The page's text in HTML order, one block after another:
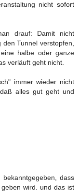
nicht sofort
drauf: Damit nicht
den Tunnel verstopfen,
halbe oder ganze
verläuft geht nicht.
immer wieder nicht
alles gut geht und
dass
wird. und das ist